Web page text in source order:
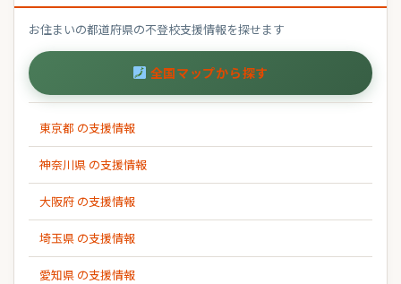
お住まいの都道府県の不登校支援情報を探せます
全国マップから探す
東京都 の支援情報
神奈川県 の支援情報
大阪府 の支援情報
埼玉県 の支援情報
愛知県 の支援情報